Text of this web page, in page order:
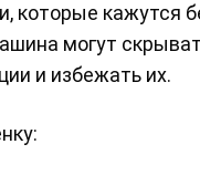
кажутся
могут
и избежать их.